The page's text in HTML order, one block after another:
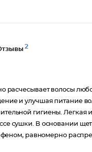
2
волосы
и улучшая питание
гигиены. Легкая
сушки. В основании
равномерно